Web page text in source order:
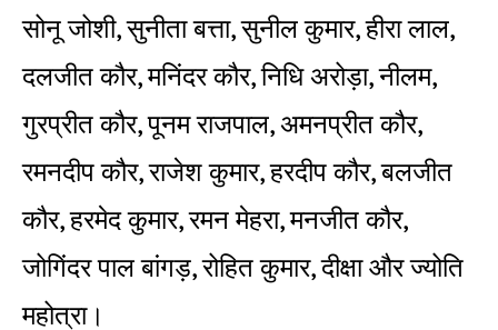
सोनू जोशी, सुनीता बत्ता, सुनील कुमार, हीरा लाल,
दलजीत कौर, मनिंदर कौर, निधि अरोड़ा, नीलम,
गुरप्रीत कौर, पूनम राजपाल, अमनप्रीत कौर,
रमनदीप कौर, राजेश कुमार, हरदीप कौर, बलजीत
कौर, हरमेद कुमार, रमन मेहरा, मनजीत कौर,
जोगिंदर पाल बांगड़, रोहित कुमार, दीक्षा और ज्योति
महोत्रा।